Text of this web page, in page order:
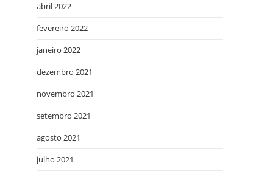
abril 2022
fevereiro 2022
janeiro 2022
dezembro 2021
novembro 2021
setembro 2021
agosto 2021
julho 2021